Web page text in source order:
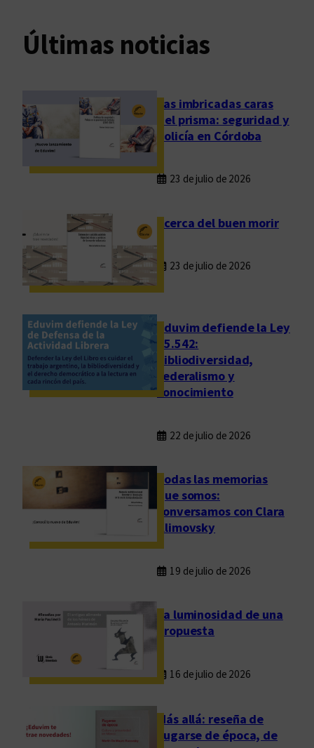
i
e
Últimas noticias
Las imbricadas caras
del prisma: seguridad y
policía en Córdoba
23 de julio de 2026
Acerca del buen morir
23 de julio de 2026
Eduvim defiende la Ley
25.542:
bibliodiversidad,
federalismo y
conocimiento
22 de julio de 2026
Todas las memorias
que somos:
conversamos con Clara
Klimovsky
19 de julio de 2026
La luminosidad de una
propuesta
16 de julio de 2026
Más allá: reseña de
Fugarse de época, de